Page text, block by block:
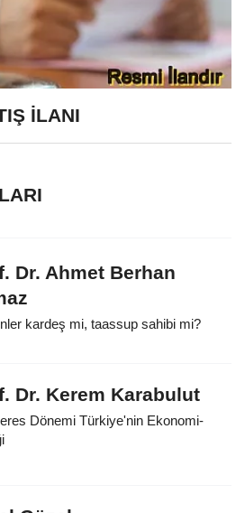
İLANI
Dr. Ahmet Berhan
kardeş mi, taassup sahibi mi?
Dr. Kerem Karabulut
Dönemi Türkiye'nin Ekonomi-